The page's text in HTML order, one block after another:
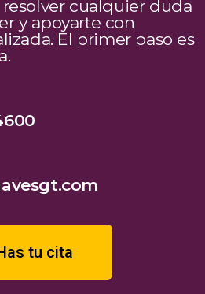
cualquier duda
y apoyarte con
El primer paso es
tu cita